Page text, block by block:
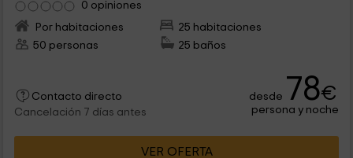
0 opiniones
Por habitaciones
25 habitaciones
50 personas
25 baños
Contacto directo
Cancelación 7 días antes
desde 78€
persona y noche
VER OFERTA